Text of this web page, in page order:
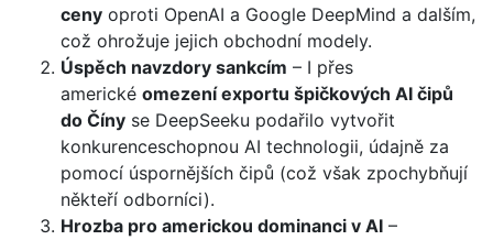
ceny oproti OpenAI a Google DeepMind a dalším,
což ohrožuje jejich obchodní modely.
Úspěch navzdory sankcím – I přes
americké omezení exportu špičkových AI čipů
do Číny se DeepSeeku podařilo vytvořit
konkurenceschopnou AI technologii, údajně za
pomocí úspornějších čipů (což však zpochybňují
někteří odborníci).
Hrozba pro americkou dominanci v AI –